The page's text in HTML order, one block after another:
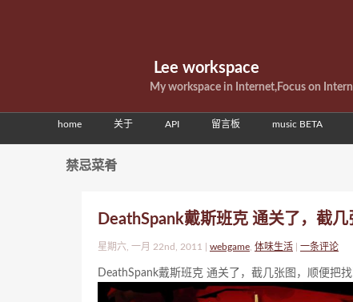
Lee workspace
My workspace in Internet,Focus on
home 关于 API 留言板 music BETA
禁忌菜肴
DeathSpank戴斯班克 通关了，截
星期六, 一月 22nd, 2011 | webgame 体味生活 一条评论
DeathSpank戴斯班克 通关了，截几张图，顺便把